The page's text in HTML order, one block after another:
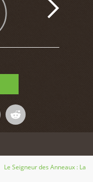
Le Seigneur des Anneaux : La